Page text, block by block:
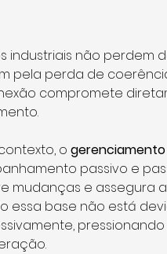
industriais não perdem
pela perda de
compromete
o
passivo e
mudanças e assegura
essa base não está